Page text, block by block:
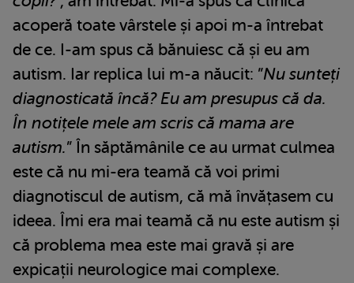
acoperă toate vârstele și apoi m-a întrebat
de ce. I-am spus că bănuiesc că și eu am
autism. Iar replica lui m-a năucit: ”Nu sunteți
diagnosticată încă? Eu am presupus că da.
În notițele mele am scris că mama are
autism.” În săptămânile ce au urmat culmea
este că nu mi-era teamă că voi primi
diagnotiscul de autism, că mă învățasem cu
ideea. Îmi era mai teamă că nu este autism și
că problema mea este mai gravă și are
expicații neurologice mai complexe.